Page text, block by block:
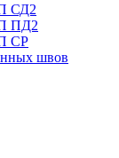
СД2
ПД2
СР
швов